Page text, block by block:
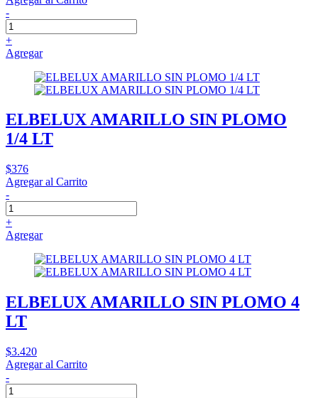
-
+
Agregar
ELBELUX AMARILLO SIN PLOMO
1/4 LT
$376
Agregar al Carrito
-
+
Agregar
ELBELUX AMARILLO SIN PLOMO 4
LT
$3.420
Agregar al Carrito
-